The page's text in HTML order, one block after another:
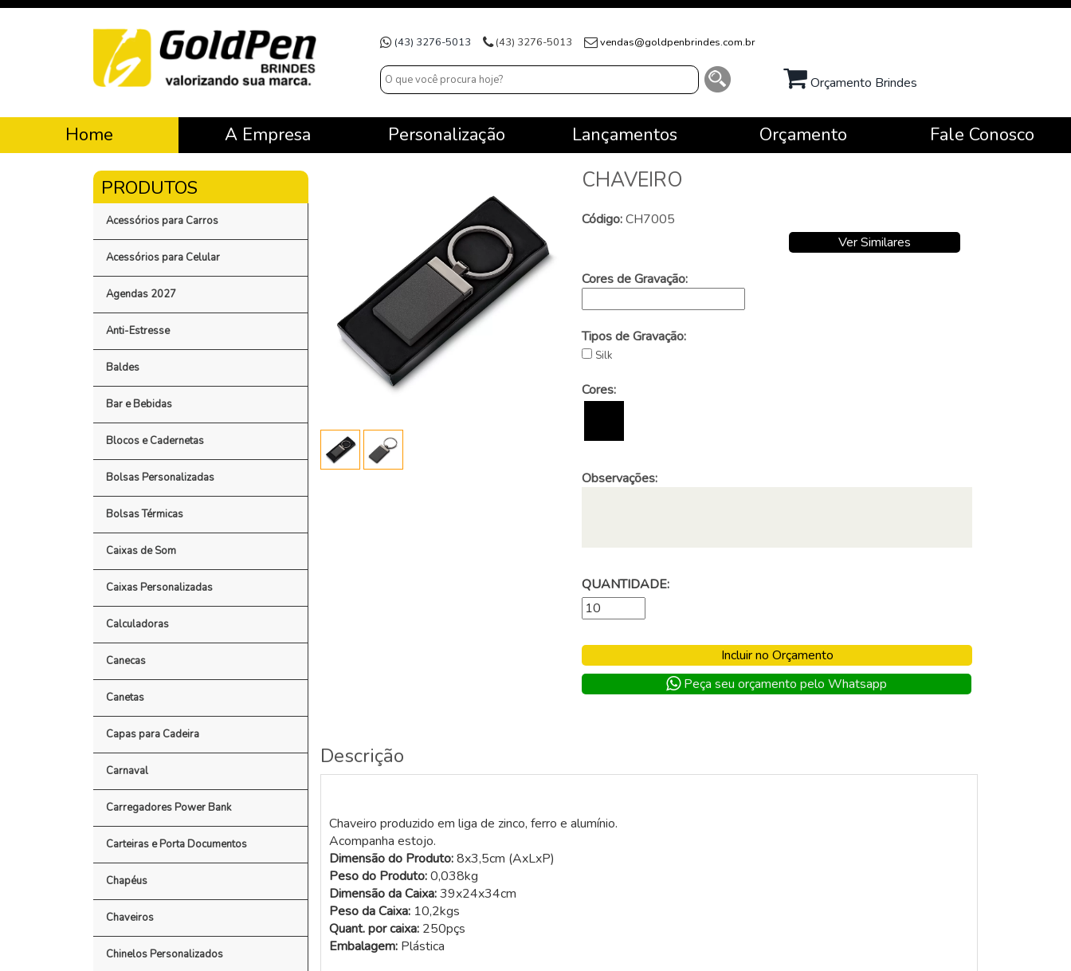
(43) 3276-5013 (43) 3276-5013 vendas@goldpenbrindes.com.br
Orçamento Brindes
Home A Empresa Personalização Lançamentos Orçamento Fale Conosco
Acessórios para Carros
Acessórios para Celular
Agendas 2027
Anti-Estresse
Baldes
Bar e Bebidas
Blocos e Cadernetas
Bolsas Personalizadas
Bolsas Térmicas
Caixas de Som
Caixas Personalizadas
Calculadoras
Canecas
Canetas
Capas para Cadeira
Carnaval
Carregadores Power Bank
Carteiras e Porta Documentos
Chapéus
Chaveiros
Chinelos Personalizados
CHAVEIRO
Código:CH7005
Ver Similares
Cores de Gravação:
Tipos de Gravação:
Silk
Cores:
Observações:
QUANTIDADE:
Incluir no Orçamento
Peça seu orçamento pelo Whatsapp
Descrição
Chaveiro produzido em liga de zinco, ferro e alumínio.
Acompanha estojo.
Dimensão do Produto:8x3,5cm (AxLxP)
Peso do Produto:0,038kg
Dimensão da Caixa:39x24x34cm
Peso da Caixa: 10,2kgs
Quant. por caixa: 250pçs
Embalagem: Plástica